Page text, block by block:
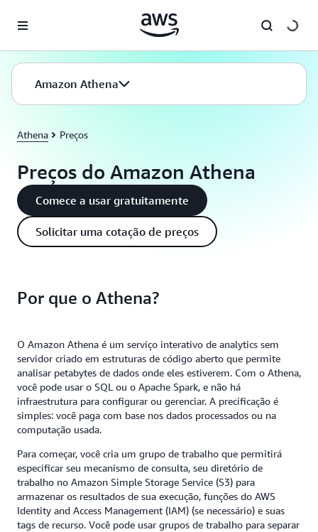
Pular para o conteúdo principal
Amazon Athena
Athena Preços
Preços do Amazon Athena
Comece a usar gratuitamente
Solicitar uma cotação de preços
Por que o Athena?
O Amazon Athena é um serviço interativo de analytics sem
servidor criado em estruturas de código aberto que permite
analisar petabytes de dados onde eles estiverem. Com o Athena,
você pode usar o SQL ou o Apache Spark, e não há
infraestrutura para configurar ou gerenciar. A precificação é
simples: você paga com base nos dados processados ou na
computação usada.
Para começar, você cria um grupo de trabalho que permitirá
especificar seu mecanismo de consulta, seu diretório de
trabalho no Amazon Simple Storage Service (S3) para
armazenar os resultados de sua execução, funções do AWS
Identity and Access Management (IAM) (se necessário) e suas
tags de recurso. Você pode usar grupos de trabalho para separar